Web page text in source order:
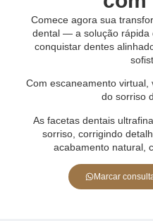
Comece agora sua
dental — a solução rápida
conquistar dentes
Com escaneamento
do sorriso
As facetas dentais
sorriso, corrigindo
acabamento natural,
Marcar